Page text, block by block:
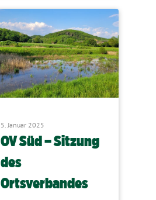
5. Januar 2025
OV Süd – Sitzung
des
Ortsverbandes